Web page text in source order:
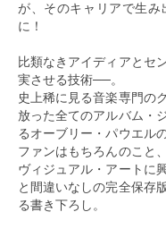
が、そのキャリアで生み
に！
比類なきアイディアとセ
実させる技術──。
史上稀に見る音楽専門の
放った全てのアルバム・
るオーブリー・パウエル
ファンはもちろんのこと
ヴィジュアル・アートに
と間違いなしの完全保存
る書き下ろし。